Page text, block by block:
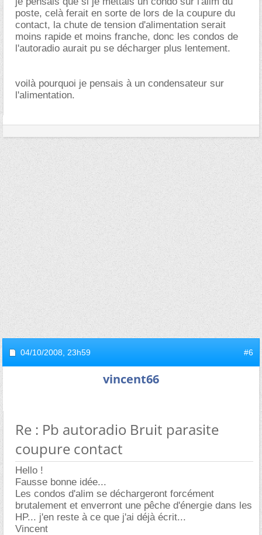
poste, celà ferait en sorte de lors de la coupure du
contact, la chute de tension d'alimentation serait
moins rapide et moins franche, donc les condos de
l'autoradio aurait pu se décharger plus lentement.
voilà pourquoi je pensais à un condensateur sur
l'alimentation.
04/10/2008, 23h59 #6
vincent66
Re : Pb autoradio Bruit parasite
coupure contact
Hello !
Fausse bonne idée...
Les condos d'alim se déchargeront forcément
brutalement et enverront une pêche d'énergie dans les
HP... j'en reste à ce que j'ai déjà écrit...
Vincent